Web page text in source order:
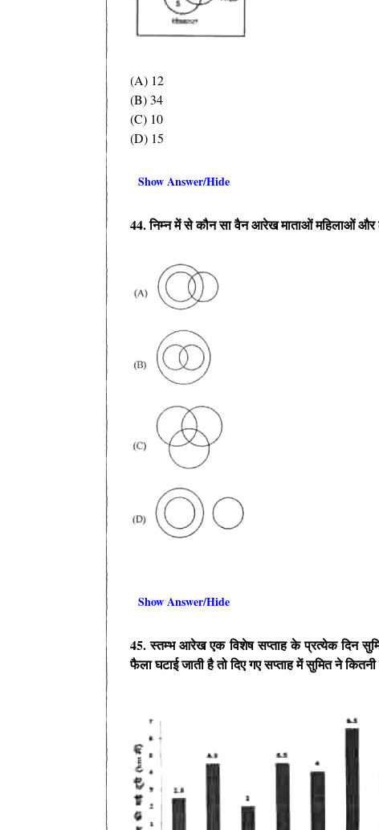
(A) 12
(B) 34
(C) 10
(D) 15
Show Answer/Hide
44. निम्न में से कौन सा वैन आरेख माताओं महिलाओं
Show Answer/Hide
45. स्तम्भ आरेख एक विशेष सप्ताह के प्रत्येक दिन
फैला घटाई जाती है तो दिए गए सप्ताह में सुमित ने